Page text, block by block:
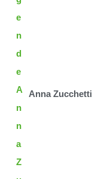
Anna Zucchetti